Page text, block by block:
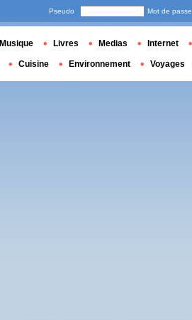
Pseudo Mot de passe
Musique Livres Medias Internet
Cuisine Environnement Voyages